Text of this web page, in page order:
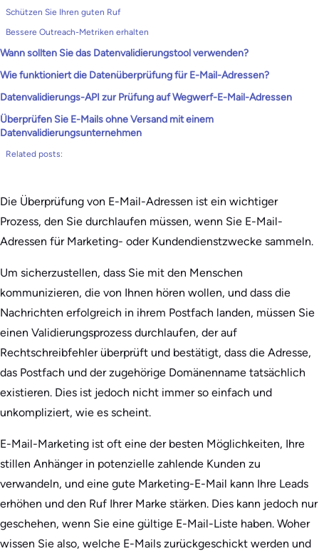
Schützen Sie Ihren guten Ruf
Bessere Outreach-Metriken erhalten
Wann sollten Sie das Datenvalidierungstool verwenden?
Wie funktioniert die Datenüberprüfung für E-Mail-Adressen?
Datenvalidierungs-API zur Prüfung auf Wegwerf-E-Mail-Adressen
Überprüfen Sie E-Mails ohne Versand mit einem
Datenvalidierungsunternehmen
Related posts:
Die Überprüfung von E-Mail-Adressen ist ein wichtiger
Prozess, den Sie durchlaufen müssen, wenn Sie E-Mail-
Adressen für Marketing- oder Kundendienstzwecke sammeln.
Um sicherzustellen, dass Sie mit den Menschen
kommunizieren, die von Ihnen hören wollen, und dass die
Nachrichten erfolgreich in ihrem Postfach landen, müssen Sie
einen Validierungsprozess durchlaufen, der auf
Rechtschreibfehler überprüft und bestätigt, dass die Adresse,
das Postfach und der zugehörige Domänenname tatsächlich
existieren. Dies ist jedoch nicht immer so einfach und
unkompliziert, wie es scheint.
E-Mail-Marketing ist oft eine der besten Möglichkeiten, Ihre
stillen Anhänger in potenzielle zahlende Kunden zu
verwandeln, und eine gute Marketing-E-Mail kann Ihre Leads
erhöhen und den Ruf Ihrer Marke stärken. Dies kann jedoch nur
geschehen, wenn Sie eine gültige E-Mail-Liste haben. Woher
wissen Sie also, welche E-Mails zurückgeschickt werden und